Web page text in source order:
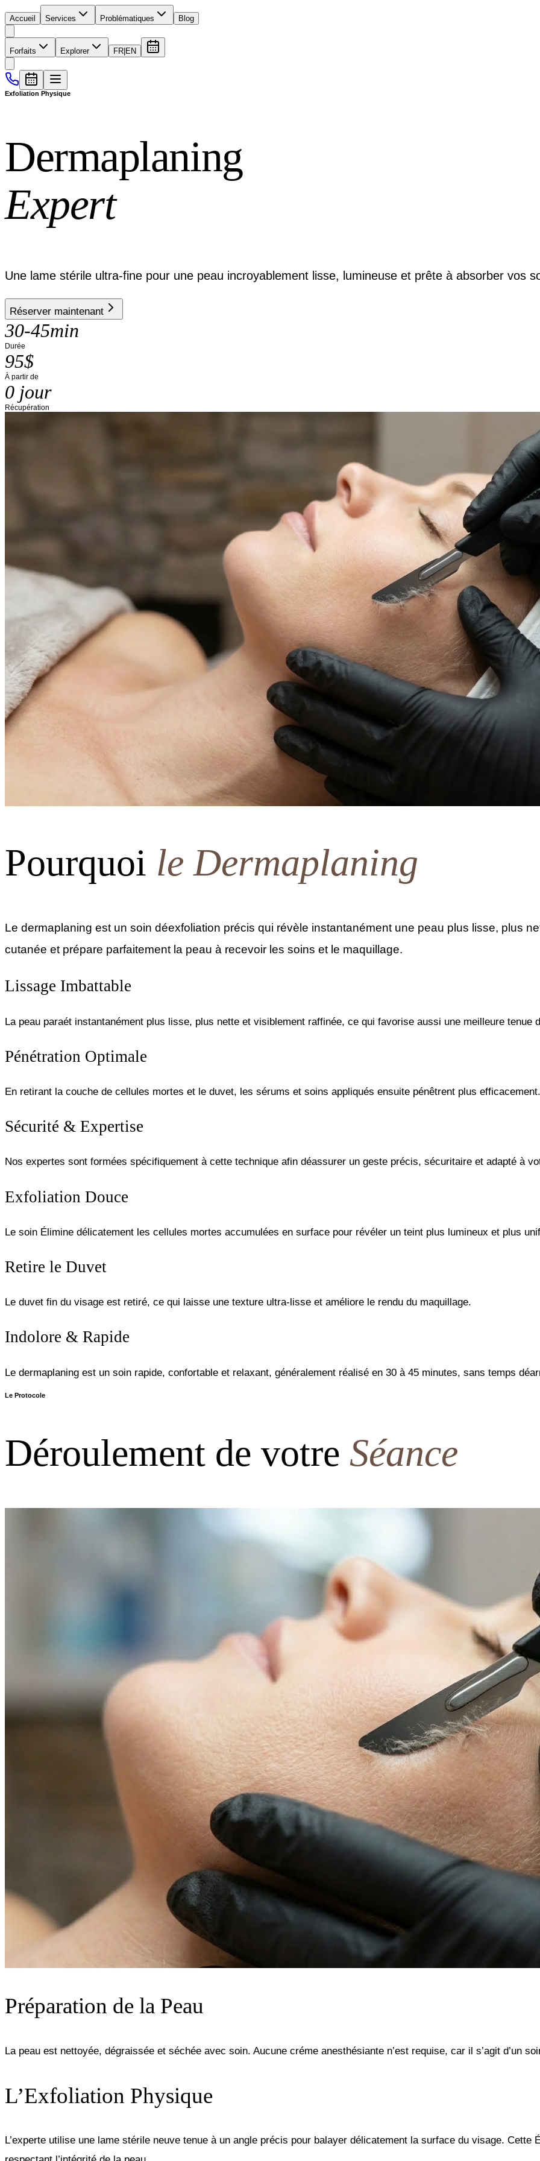
Accueil Services Problématiques Blog
Forfaits Explorer FR EN
Exfoliation Physique
Dermaplaning
Expert
Une lame stérile ultra-fine pour une peau incroyablement lisse, lumineuse et prête à absorber vos
Réserver maintenant
30-45min
Durée
95$
À partir de
0 jour
Récupération
Pourquoi le Dermaplaning
Le dermaplaning est un soin déexfoliation précis qui révèle instantanément une peau plus lisse, plus
cutanée et prépare parfaitement la peau à recevoir les soins et le maquillage.
Lissage Imbattable
La peau paraét instantanément plus lisse, plus nette et visiblement raffinée, ce qui favorise aussi une meilleure tenue
Pénétration Optimale
En retirant la couche de cellules mortes et le duvet, les sérums et soins appliqués ensuite pénêtrent plus efficacement.
Sécurité & Expertise
Nos expertes sont formées spécifiquement à cette technique afin déassurer un geste précis, sécuritaire et adapté à
Exfoliation Douce
Le soin Élimine délicatement les cellules mortes accumulées en surface pour révéler un teint plus lumineux et plus
Retire le Duvet
Le duvet fin du visage est retiré, ce qui laisse une texture ultra-lisse et améliore le rendu du maquillage.
Indolore & Rapide
Le dermaplaning est un soin rapide, confortable et relaxant, généralement réalisé en 30 à 45 minutes, sans temps
Le Protocole
Déroulement de votre Séance
Préparation de la Peau
La peau est nettoyée, dégraissée et séchée avec soin. Aucune créme anesthésiante n’est requise, car il s’agit d’un
L’Exfoliation Physique
L’experte utilise une lame stérile neuve tenue à un angle précis pour balayer délicatement la surface du visage.